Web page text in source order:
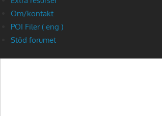
Om/kontakt
POI Filer ( eng )
Stöd forumet